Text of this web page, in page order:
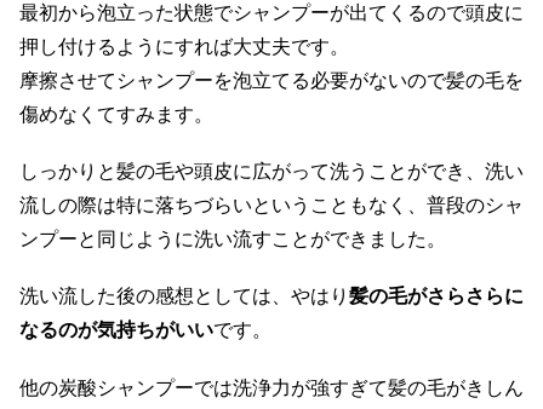
最初から泡立った状態でシャンプーが出てくるので頭皮に
押し付けるようにすれば大丈夫です。
摩擦させてシャンプーを泡立てる必要がないので髪の毛を
傷めなくてすみます。
しっかりと髪の毛や頭皮に広がって洗うことができ、洗い
流しの際は特に落ちづらいということもなく、普段のシャ
ンプーと同じように洗い流すことができました。
洗い流した後の感想としては、やはり 髪の毛がさらさらに
なるのが気持ちがいいです。
他の炭酸シャンプーでは洗浄力が強すぎて髪の毛がきしん